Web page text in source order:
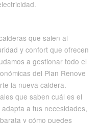
que salen al
y confort que ofrecen
a gestionar todo el
del Plan Renove
la nueva caldera.
que saben cuál es el
a tus necesidades,
y cómo puedes